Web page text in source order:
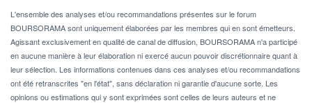
L'ensemble des analyses et/ou recommandations présentes sur le forum
BOURSORAMA sont uniquement élaborées par les membres qui en sont émetteurs.
Agissant exclusivement en qualité de canal de diffusion, BOURSORAMA n'a participé
en aucune manière à leur élaboration ni exercé aucun pouvoir discrétionnaire quant à
leur sélection. Les informations contenues dans ces analyses et/ou recommandations
ont été retranscrites "en l'état", sans déclaration ni garantie d'aucune sorte. Les
opinions ou estimations qui y sont exprimées sont celles de leurs auteurs et ne